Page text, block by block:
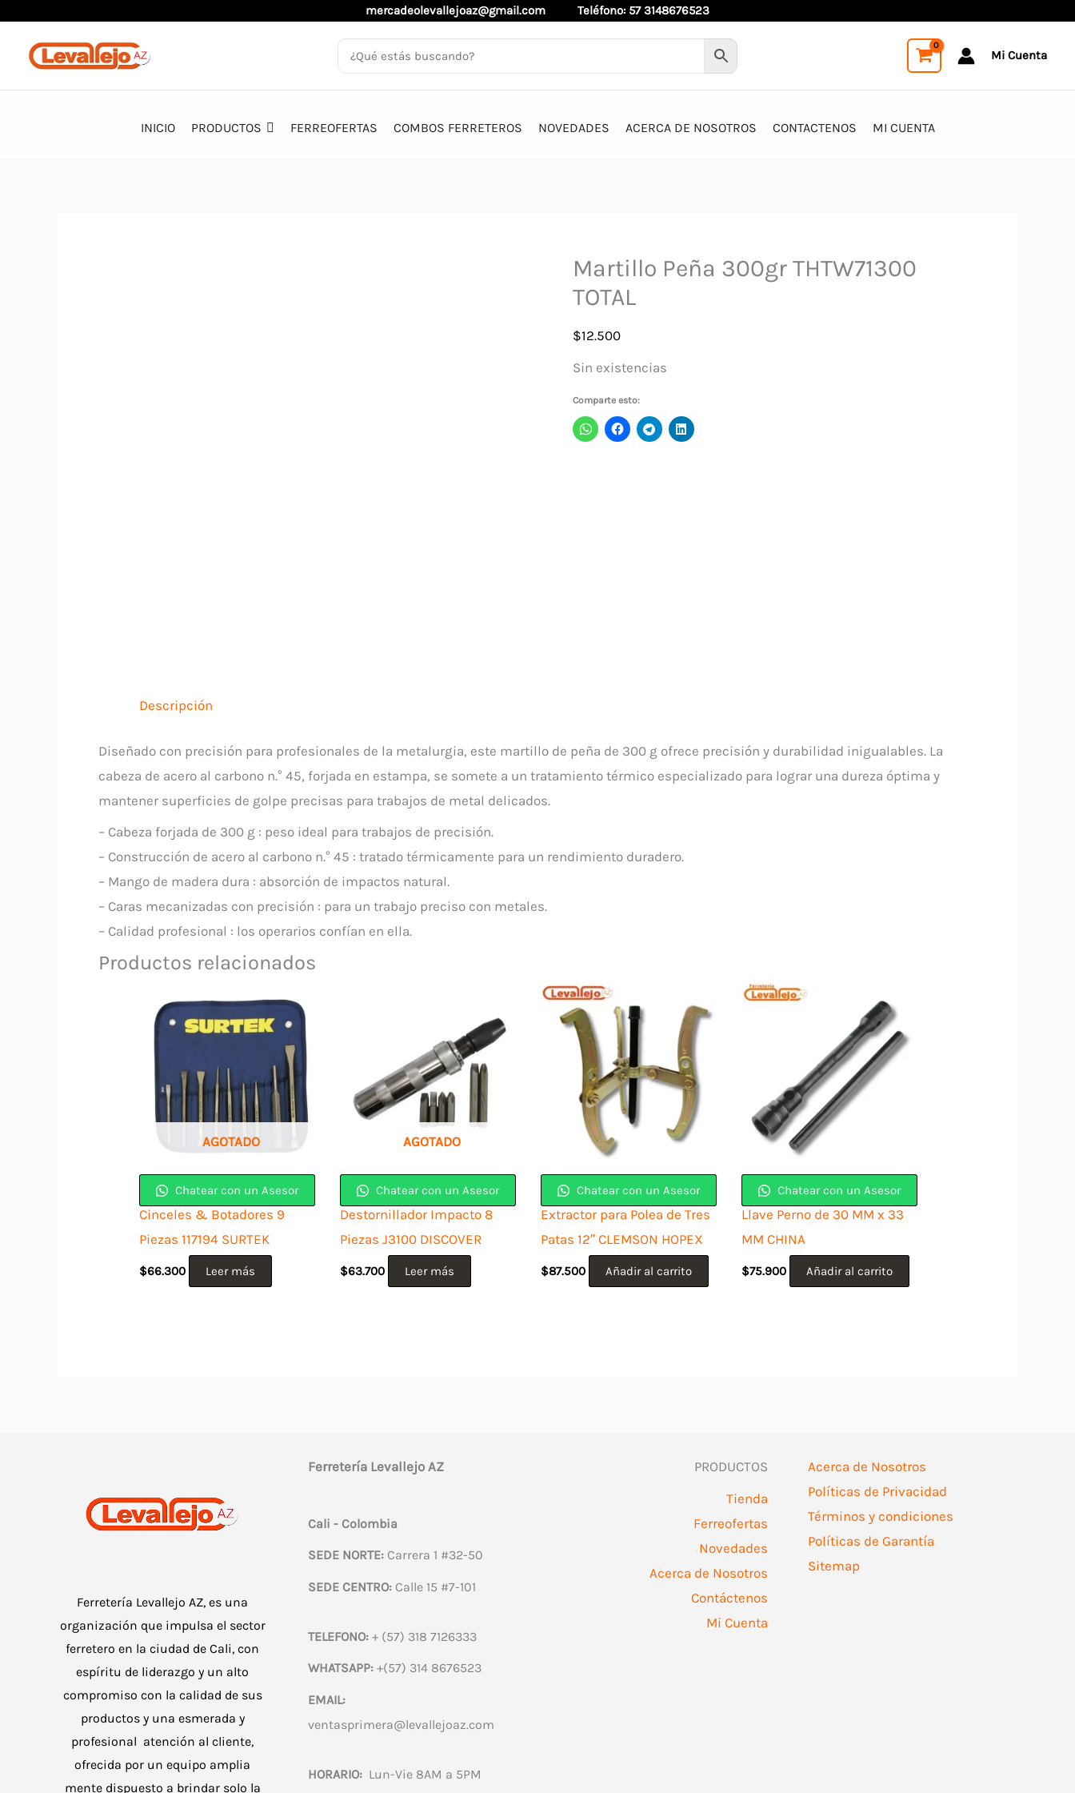
contenido
mercadeolevallejoaz@gmail.com Teléfono: 57 3148676523
Mi Cuenta
INICIO PRODUCTOS FERREOFERTAS COMBOS FERRETEROS NOVEDADES ACERCA DE NOSOTROS CONTACTENOS MI CUENTA
Martillo Peña 300gr THTW71300
TOTAL
$12.500
Sin existencias
Comparte esto:
Descripción
Diseñado con precisión para profesionales de la metalurgia, este martillo de peña de 300 g ofrece precisión y durabilidad inigualables. La
cabeza de acero al carbono n.° 45, forjada en estampa, se somete a un tratamiento térmico especializado para lograr una dureza óptima y
mantener superficies de golpe precisas para trabajos de metal delicados.
– Cabeza forjada de 300 g : peso ideal para trabajos de precisión.
– Construcción de acero al carbono n.° 45 : tratado térmicamente para un rendimiento duradero.
– Mango de madera dura : absorción de impactos natural.
– Caras mecanizadas con precisión : para un trabajo preciso con metales.
– Calidad profesional : los operarios confían en ella.
Productos relacionados
AGOTADO
Chatear con un Asesor
Cinceles & Botadores 9
Piezas 117194 SURTEK
$66.300 Leer más
AGOTADO
Chatear con un Asesor
Destornillador Impacto 8
Piezas J3100 DISCOVER
$63.700 Leer más
Chatear con un Asesor
Extractor para Polea de Tres
Patas 12″ CLEMSON HOPEX
$87.500 Añadir al carrito
Chatear con un Asesor
Llave Perno de 30 MM x 33
MM CHINA
$75.900 Añadir al carrito
Ferretería Levallejo AZ, es una
organización que impulsa el sector
ferretero en la ciudad de Cali, con
espíritu de liderazgo y un alto
compromiso con la calidad de sus
productos y una esmerada y
profesional atención al cliente,
ofrecida por un equipo amplia
mente dispuesto a brindar solo la
Ferretería Levallejo AZ
Cali - Colombia
SEDE NORTE:Carrera 1 #32-50
SEDE CENTRO:Calle 15 #7-101
TELEFONO:+ (57) 318 7126333
WHATSAPP:+(57) 314 8676523
EMAIL:
ventasprimera@levallejoaz.com
HORARIO:Lun-Vie 8AM a 5PM
PRODUCTOS
Tienda
Ferreofertas
Novedades
Acerca de Nosotros
Contáctenos
Mi Cuenta
Acerca de Nosotros
Políticas de Privacidad
Términos y condiciones
Políticas de Garantía
Sitemap